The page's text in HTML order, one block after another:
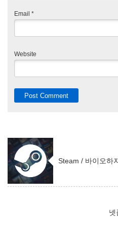
Email *
Website
Steam / 바이오하
넷